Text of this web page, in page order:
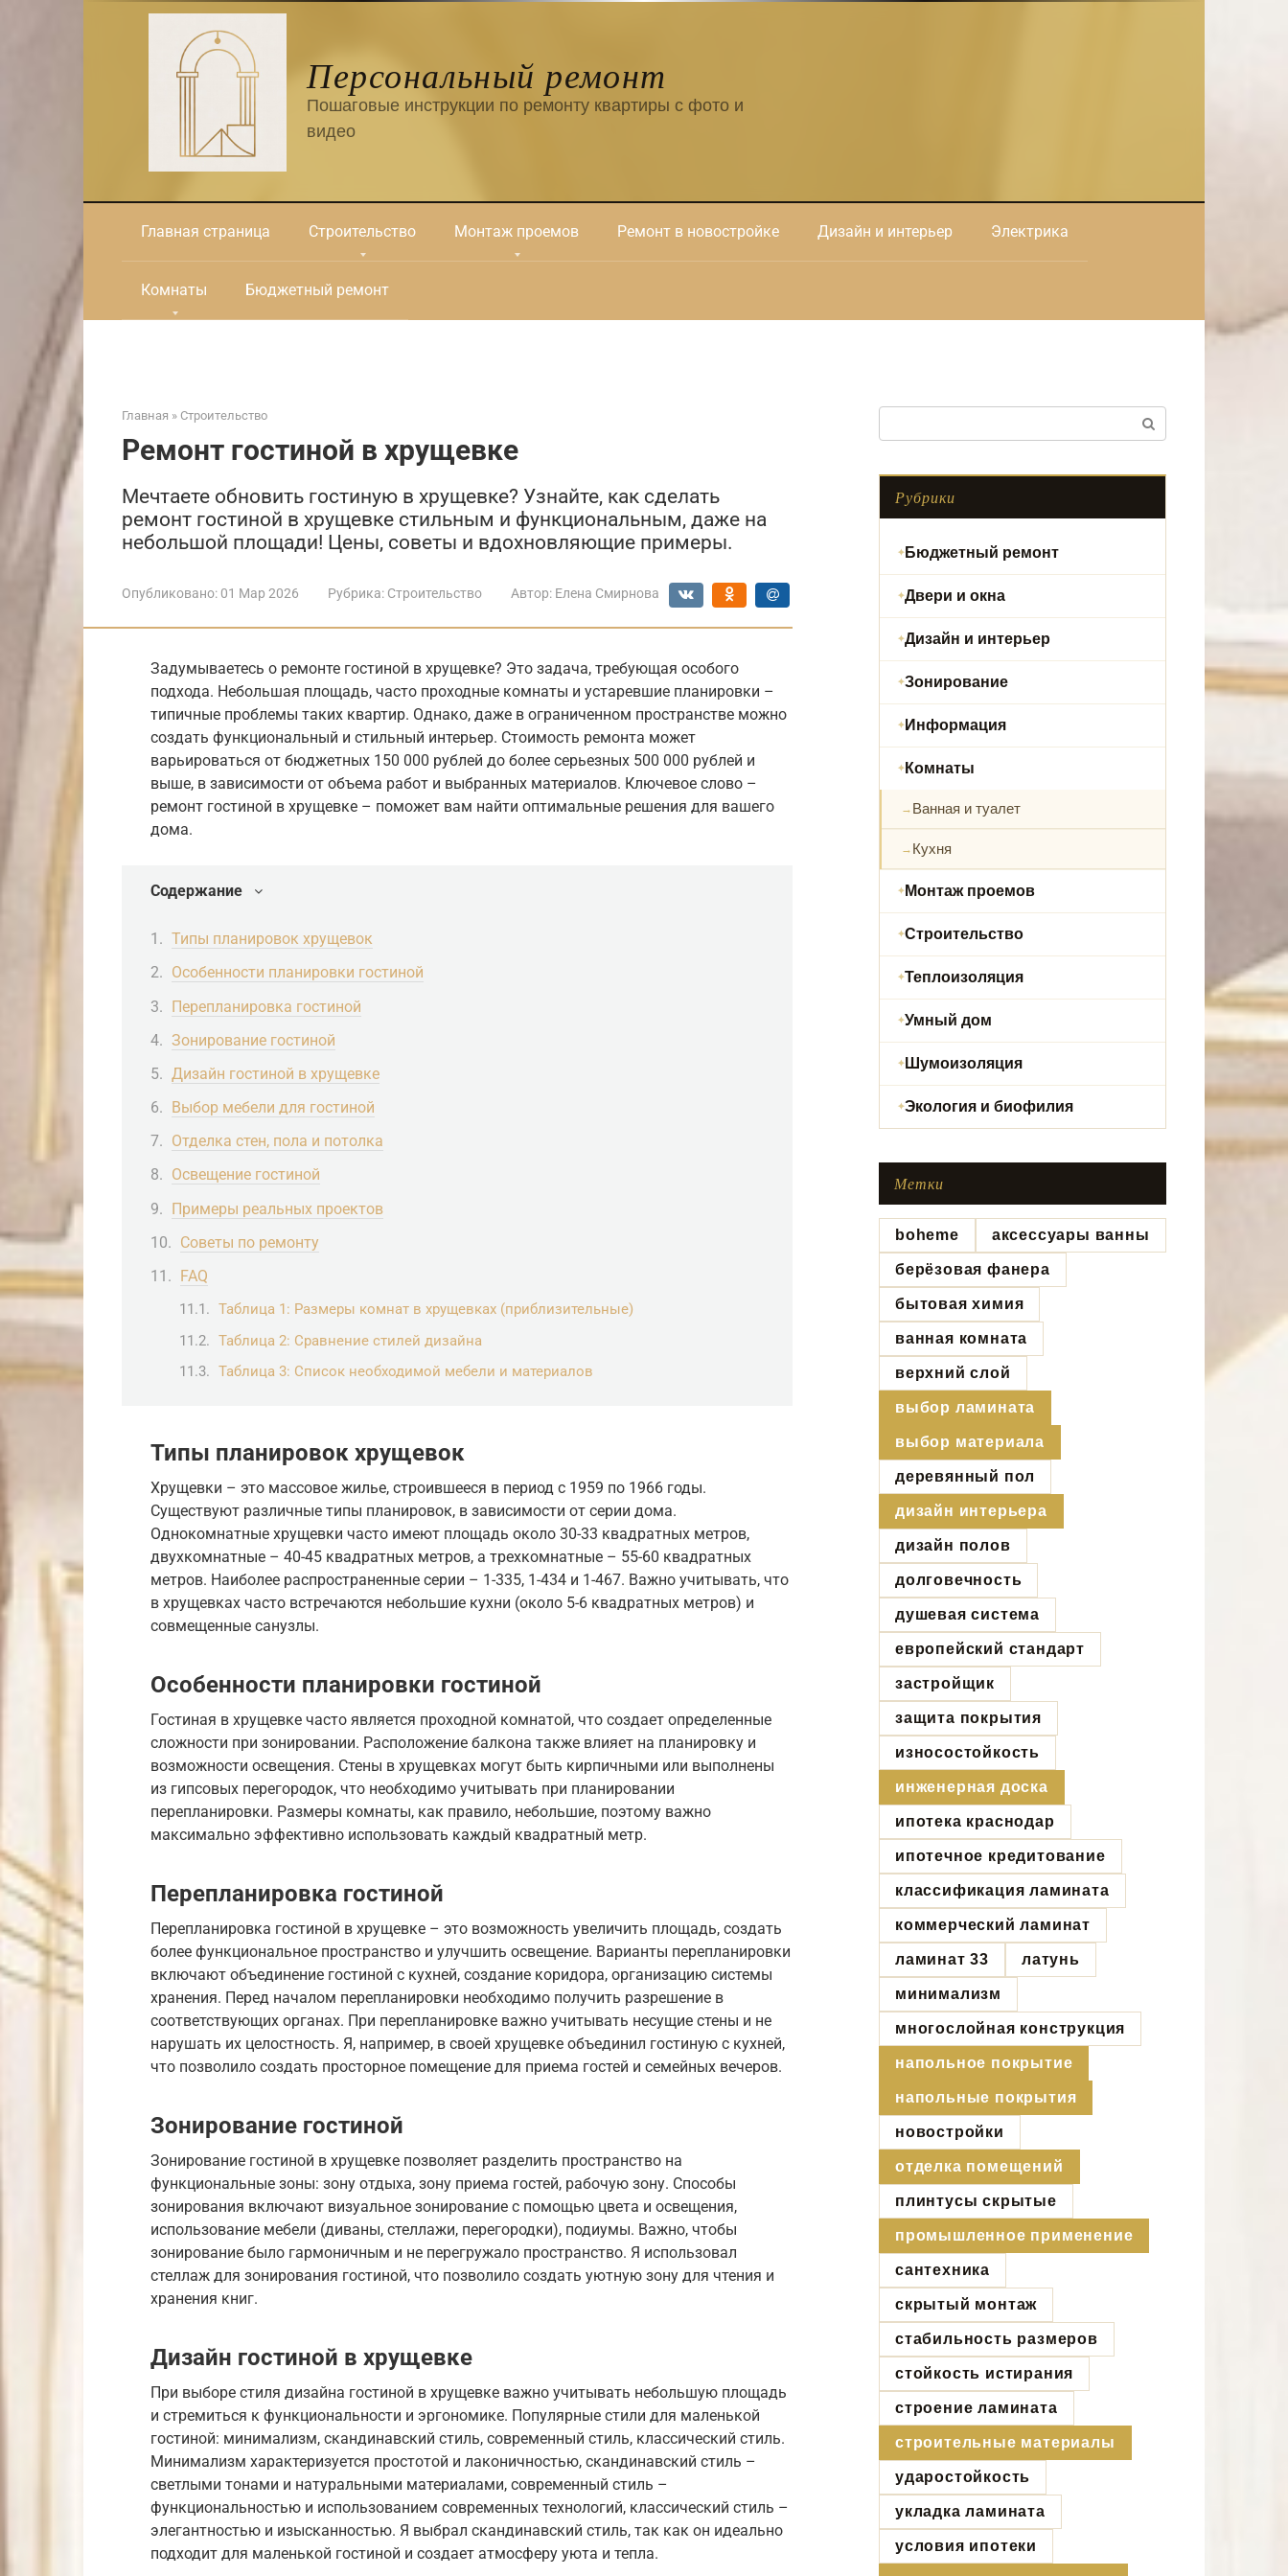
Персональный ремонт
Пошаговые инструкции по ремонту квартиры с фото и
видео
Главная страница Строительство Монтаж проемов Ремонт в новостройке Дизайн и интерьер Электрика
Комнаты Бюджетный ремонт
Главная » Строительство
Ремонт гостиной в хрущевке
Мечтаете обновить гостиную в хрущевке? Узнайте, как сделать
ремонт гостиной в хрущевке стильным и функциональным, даже на
небольшой площади! Цены, советы и вдохновляющие примеры.
Опубликовано: 01 Мар 2026 Рубрика: Строительство Автор: Елена Смирнова
Задумываетесь о ремонте гостиной в хрущевке? Это задача, требующая особого
подхода. Небольшая площадь, часто проходные комнаты и устаревшие планировки –
типичные проблемы таких квартир. Однако, даже в ограниченном пространстве можно
создать функциональный и стильный интерьер. Стоимость ремонта может
варьироваться от бюджетных 150 000 рублей до более серьезных 500 000 рублей и
выше, в зависимости от объема работ и выбранных материалов. Ключевое слово –
ремонт гостиной в хрущевке – поможет вам найти оптимальные решения для вашего
дома.
Содержание
Типы планировок хрущевок
Особенности планировки гостиной
Перепланировка гостиной
Зонирование гостиной
Дизайн гостиной в хрущевке
Выбор мебели для гостиной
Отделка стен, пола и потолка
Освещение гостиной
Примеры реальных проектов
Советы по ремонту
FAQ
Таблица 1: Размеры комнат в хрущевках (приблизительные)
Таблица 2: Сравнение стилей дизайна
Таблица 3: Список необходимой мебели и материалов
Типы планировок хрущевок
Хрущевки – это массовое жилье, строившееся в период с 1959 по 1966 годы.
Существуют различные типы планировок, в зависимости от серии дома.
Однокомнатные хрущевки часто имеют площадь около 30-33 квадратных метров,
двухкомнатные – 40-45 квадратных метров, а трехкомнатные – 55-60 квадратных
метров. Наиболее распространенные серии – 1-335, 1-434 и 1-467. Важно учитывать, что
в хрущевках часто встречаются небольшие кухни (около 5-6 квадратных метров) и
совмещенные санузлы.
Особенности планировки гостиной
Гостиная в хрущевке часто является проходной комнатой, что создает определенные
сложности при зонировании. Расположение балкона также влияет на планировку и
возможности освещения. Стены в хрущевках могут быть кирпичными или выполнены
из гипсовых перегородок, что необходимо учитывать при планировании
перепланировки. Размеры комнаты, как правило, небольшие, поэтому важно
максимально эффективно использовать каждый квадратный метр.
Перепланировка гостиной
Перепланировка гостиной в хрущевке – это возможность увеличить площадь, создать
более функциональное пространство и улучшить освещение. Варианты перепланировки
включают объединение гостиной с кухней, создание коридора, организацию системы
хранения. Перед началом перепланировки необходимо получить разрешение в
соответствующих органах. При перепланировке важно учитывать несущие стены и не
нарушать их целостность. Я, например, в своей хрущевке объединил гостиную с кухней,
что позволило создать просторное помещение для приема гостей и семейных вечеров.
Зонирование гостиной
Зонирование гостиной в хрущевке позволяет разделить пространство на
функциональные зоны: зону отдыха, зону приема гостей, рабочую зону. Способы
зонирования включают визуальное зонирование с помощью цвета и освещения,
использование мебели (диваны, стеллажи, перегородки), подиумы. Важно, чтобы
зонирование было гармоничным и не перегружало пространство. Я использовал
стеллаж для зонирования гостиной, что позволило создать уютную зону для чтения и
хранения книг.
Дизайн гостиной в хрущевке
При выборе стиля дизайна гостиной в хрущевке важно учитывать небольшую площадь
и стремиться к функциональности и эргономике. Популярные стили для маленькой
гостиной: минимализм, скандинавский стиль, современный стиль, классический стиль.
Минимализм характеризуется простотой и лаконичностью, скандинавский стиль –
светлыми тонами и натуральными материалами, современный стиль –
функциональностью и использованием современных технологий, классический стиль –
элегантностью и изысканностью. Я выбрал скандинавский стиль, так как он идеально
подходит для маленькой гостиной и создает атмосферу уюта и тепла.
Рубрики
Бюджетный ремонт
Двери и окна
Дизайн и интерьер
Зонирование
Информация
Комнаты
Ванная и туалет
Кухня
Монтаж проемов
Строительство
Теплоизоляция
Умный дом
Шумоизоляция
Экология и биофилия
Метки
boheme аксессуары ванны
берёзовая фанера
бытовая химия
ванная комната
верхний слой
выбор ламината
выбор материала
деревянный пол
дизайн интерьера
дизайн полов
долговечность
душевая система
европейский стандарт
застройщик
защита покрытия
износостойкость
инженерная доска
ипотека краснодар
ипотечное кредитование
классификация ламината
коммерческий ламинат
ламинат 33 латунь
минимализм
многослойная конструкция
напольное покрытие
напольные покрытия
новостройки
отделка помещений
плинтусы скрытые
промышленное применение
сантехника
скрытый монтаж
стабильность размеров
стойкость истирания
строение ламината
строительные материалы
ударостойкость
укладка ламината
условия ипотеки